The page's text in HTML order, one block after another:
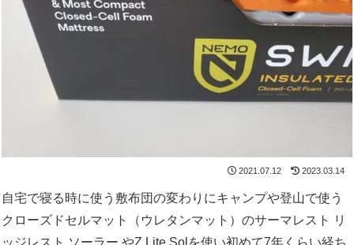
2021.07.12 2023.03.14
自宅で寝る時に使う敷布団の変わりにキャンプや登山で使う
クローズドセルマット（ウレタンマット）のサーマレスト リ
ッジレスト ソーラー やZ Lite Solを使い初めて7年くらい経ち